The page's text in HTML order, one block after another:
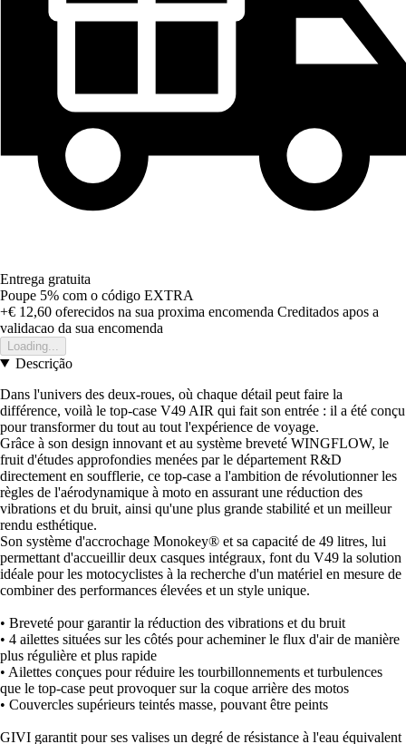
Entrega gratuita
Poupe 5% com o código EXTRA
+€ 12,60 oferecidos na sua proxima encomenda Creditados apos a
validacao da sua encomenda
Loading...
Descrição
Dans l'univers des deux-roues, où chaque détail peut faire la
différence, voilà le top-case V49 AIR qui fait son entrée : il a été conçu
pour transformer du tout au tout l'expérience de voyage.
Grâce à son design innovant et au système breveté WINGFLOW, le
fruit d'études approfondies menées par le département R&D
directement en soufflerie, ce top-case a l'ambition de révolutionner les
règles de l'aérodynamique à moto en assurant une réduction des
vibrations et du bruit, ainsi qu'une plus grande stabilité et un meilleur
rendu esthétique.
Son système d'accrochage Monokey® et sa capacité de 49 litres, lui
permettant d'accueillir deux casques intégraux, font du V49 la solution
idéale pour les motocyclistes à la recherche d'un matériel en mesure de
combiner des performances élevées et un style unique.
• Breveté pour garantir la réduction des vibrations et du bruit
• 4 ailettes situées sur les côtés pour acheminer le flux d'air de manière
plus régulière et plus rapide
• Ailettes conçues pour réduire les tourbillonnements et turbulences
que le top-case peut provoquer sur la coque arrière des motos
• Couvercles supérieurs teintés masse, pouvant être peints
GIVI garantit pour ses valises un degré de résistance à l'eau équivalent